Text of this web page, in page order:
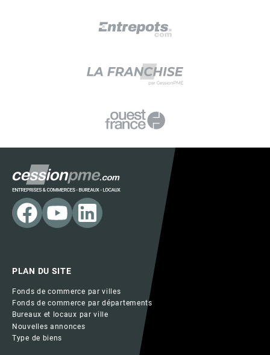
PLAN DU SITE
Fonds de commerce par villes
Fonds de commerce par départements
Bureaux et locaux par ville
Nouvelles annonces
Type de biens